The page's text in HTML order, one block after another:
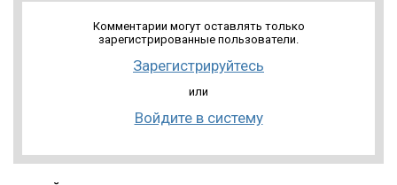
Комментарии могут оставлять только
зарегистрированные пользователи.
Зарегистрируйтесь
или
Войдите в систему